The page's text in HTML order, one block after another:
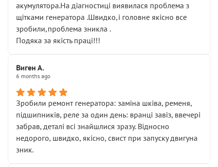
акумулятора.На діагностиці виявилася проблема з
щітками генератора .Швидко,і головне якісно все
зробили,проблема зникла .
Подяка за якість праці!!!
Виген А.
6 months ago
Зробили ремонт генератора: заміна шківа, ременя,
підшипників, реле за один день: вранці завіз, ввечері
забрав, деталі всі знайшлися зразу. Відносно
недорого, швидко, якісно, свист при запуску двигуна
зник.